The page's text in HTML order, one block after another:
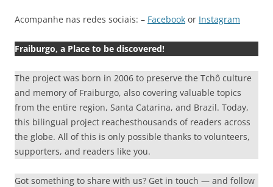
Acompanhe nas redes sociais: – Facebook or Instagram
Fraiburgo, a Place to be discovered!
The project was born in 2006 to preserve the Tchô culture
and memory of Fraiburgo, also covering valuable topics
from the entire region, Santa Catarina, and Brazil. Today,
this bilingual project reachesthousands of readers across
the globe. All of this is only possible thanks to volunteers,
supporters, and readers like you.
Got something to share with us? Get in touch — and follow